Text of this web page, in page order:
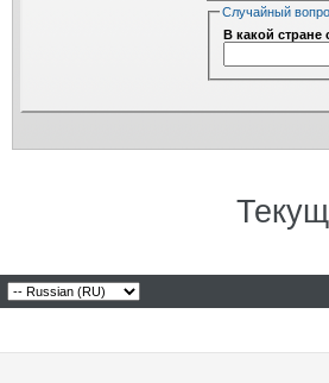
Случайный
В какой стране